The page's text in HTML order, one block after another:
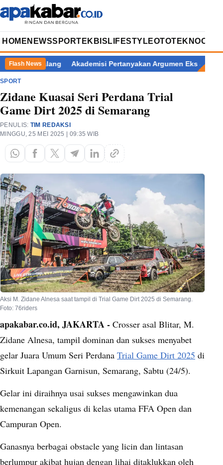
HOME NEWSSPORT EKBIS LIFESTYLEOTOTEKNOOPINI
Flash News
Pemalang Akademisi Pertanyakan Argumen Eks Jampidsus
SPORT
Zidane Kuasai Seri Perdana Trial
Game Dirt 2025 di Semarang
PENULIS: TIM REDAKSI
MINGGU, 25 MEI 2025 | 09:35 WIB
Aksi M. Zidane Alnesa saat tampil di Trial Game Dirt 2025 di Semarang.
Foto: 76riders
apakabar.co.id, JAKARTA - Crosser asal Blitar, M.
Zidane Alnesa, tampil dominan dan sukses menyabet
gelar Juara Umum Seri Perdana Trial Game Dirt 2025 di
Sirkuit Lapangan Garnisun, Semarang, Sabtu (24/5).
Gelar ini diraihnya usai sukses mengawinkan dua
kemenangan sekaligus di kelas utama FFA Open dan
Campuran Open.
Ganasnya berbagai obstacle yang licin dan lintasan
berlumpur akibat hujan dengan lihai ditaklukkan oleh